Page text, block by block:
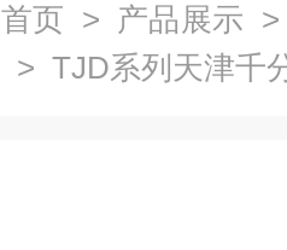
首页 > 产品展示
> TJD系列天津千